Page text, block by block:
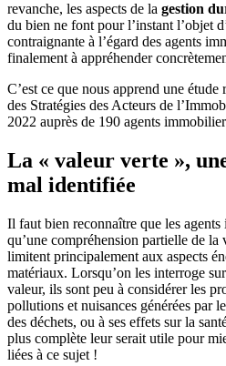
revanche, les aspects de la gestion
du bien ne font pour l’instant l’objet
contraignante à l’égard des agents
finalement à appréhender
C’est ce que nous apprend une
des Stratégies des Acteurs de
2022 auprès de 190 agents
La « valeur verte »,
mal identifiée
Il faut bien reconnaître que les
qu’une compréhension partielle de
limitent principalement aux aspects
matériaux. Lorsqu’on les interroge
valeur, ils sont peu à considérer les
pollutions et nuisances générées par
des déchets, ou à ses effets sur la
plus complète leur serait utile pour
liées à ce sujet !